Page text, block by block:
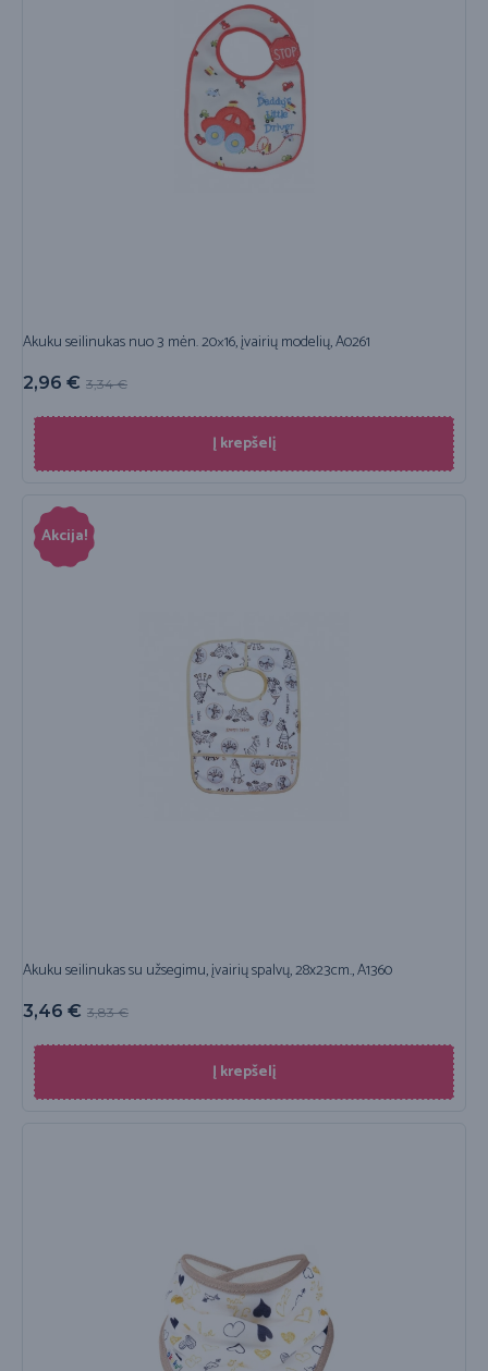
Akuku seilinukas nuo 3 mėn. 20×16, įvairių modelių, A0261
3,34€
2,96 €
Į krepšelį
Akcija!
Akuku seilinukas su užsegimu, įvairių spalvų, 28x23cm., A1360
3,83€
3,46 €
Į krepšelį